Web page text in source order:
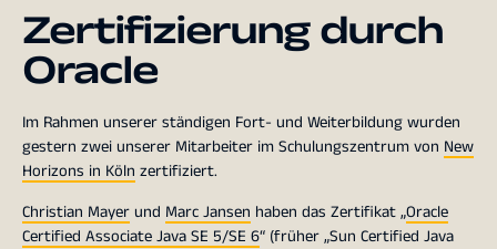
Zertifizierung durch
Oracle
Im Rahmen unserer ständigen Fort- und Weiterbildung wurden
gestern zwei unserer Mitarbeiter im Schulungszentrum von New
Horizons in Köln zertifiziert.
Christian Mayerund Marc Jansen haben das Zertifikat „Oracle
Certified Associate Java SE 5/SE 6“ (früher „Sun Certified Java